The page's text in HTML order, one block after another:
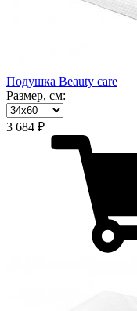
Подушка Beauty care
Размер, см:
3 684 ₽